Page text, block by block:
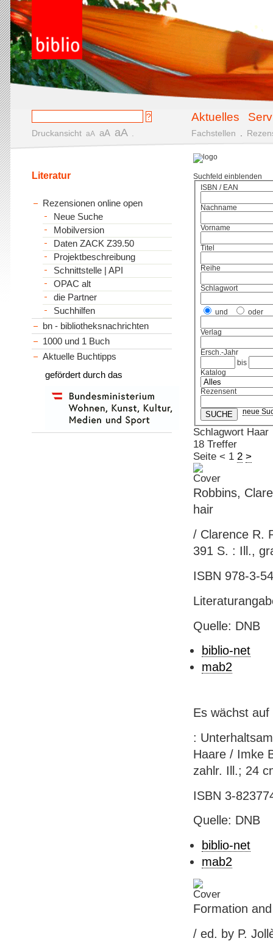
Aktuelles
Druckansicht aA aA aA Fachstellen
Suchfeld einblenden
ISBN / EAN
Nachname
Vorname
Titel
Reihe
Schlagwort
und oder
Verlag
Ersch.-Jahr
bis
Katalog
Rezensent
neue
Schlagwort Haar
18 Treffer
Seite < 1 2 >
Robbins,
hair
/ Clarence R.
391 S. : Ill.,
ISBN 978-3-
Quelle: DNB
biblio-net
mab2
Es wächst auf
:
Haare / Imke
zahlr. Ill.; 24
ISBN 3-
Quelle: DNB
biblio-net
mab2
Formation
/ ed. by P.
Literatur
Rezensionen online open
Neue Suche
Mobilversion
Daten ZACK Z39.50
Projektbeschreibung
Schnittstelle | API
OPAC alt
die Partner
Suchhilfen
bn - bibliotheksnachrichten
1000 und 1 Buch
Aktuelle Buchtipps
gefördert durch das